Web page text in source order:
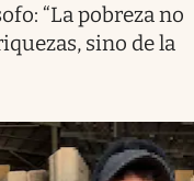
“La pobreza no
sino de la